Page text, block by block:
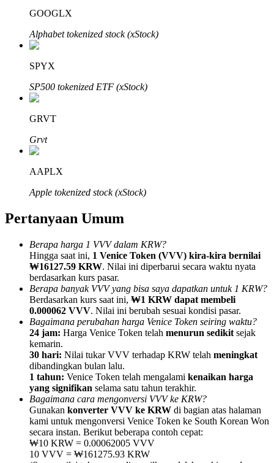
Mitra Bitrue
Afiliasi Bitrue
Hingga 65% Komisi!
Referensi
Undang teman untuk mendapatkan imbalan tunai
Deposit CASHCAT & Win
GOOGLX
Alphabet tokenized stock (xStock)
SPYX
SP500 tokenized ETF (xStock)
GRVT
Grvt
AAPLX
Apple tokenized stock (xStock)
Pertanyaan Umum
Berapa harga 1 VVV dalam KRW?
Hingga saat ini, 1 Venice Token (VVV) kira-kira bernilai
₩16127.59 KRW. Nilai ini diperbarui secara waktu nyata
berdasarkan kurs pasar.
Berapa banyak VVV yang bisa saya dapatkan untuk 1 KRW?
Berdasarkan kurs saat ini, ₩1 KRW dapat membeli
0.000062 VVV. Nilai ini berubah sesuai kondisi pasar.
Bagaimana perubahan harga Venice Token seiring waktu?
24 jam: Harga Venice Token telah menurun sedikit sejak
kemarin.
30 hari: Nilai tukar VVV terhadap KRW telah meningkat
dibandingkan bulan lalu.
1 tahun: Venice Token telah mengalami kenaikan harga
yang signifikan selama satu tahun terakhir.
Bagaimana cara mengonversi VVV ke KRW?
Gunakan konverter VVV ke KRW di bagian atas halaman
kami untuk mengonversi Venice Token ke South Korean Won
secara instan. Berikut beberapa contoh cepat:
₩10 KRW = 0.00062005 VVV
10 VVV = ₩161275.93 KRW